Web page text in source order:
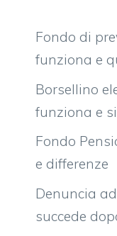
Fondo di
funziona e
Borsellino
funziona e
Fondo
e differenze
Denuncia
succede